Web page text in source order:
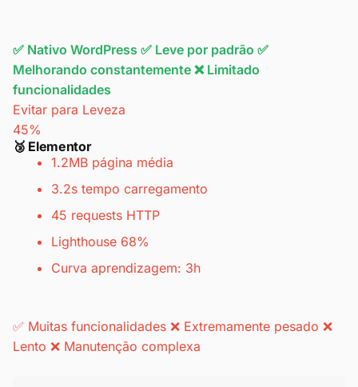
✅ Nativo WordPress ✅ Leve por padrão ✅
Melhorando constantemente ❌ Limitado
funcionalidades
Evitar para Leveza
45%
🥉 Elementor
1.2MB página média
3.2s tempo carregamento
45 requests HTTP
Lighthouse 68%
Curva aprendizagem: 3h
✅ Muitas funcionalidades ❌ Extremamente pesado ❌
Lento ❌ Manutenção complexa